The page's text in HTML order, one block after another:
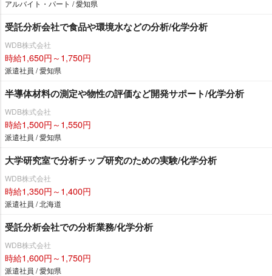
アルバイト・パート / 愛知県
受託分析会社で食品や環境水などの分析/化学分析
WDB株式会社
時給1,650円～1,750円
派遣社員 / 愛知県
半導体材料の測定や物性の評価など開発サポート/化学分析
WDB株式会社
時給1,500円～1,550円
派遣社員 / 愛知県
大学研究室で分析チップ研究のための実験/化学分析
WDB株式会社
時給1,350円～1,400円
派遣社員 / 北海道
受託分析会社での分析業務/化学分析
WDB株式会社
時給1,600円～1,750円
派遣社員 / 愛知県